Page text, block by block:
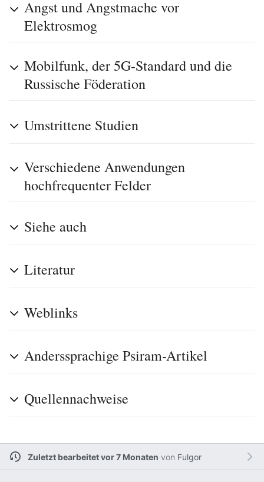
Angst und Angstmache vor
Elektrosmog
Mobilfunk, der 5G-Standard und die
Russische Föderation
Umstrittene Studien
Verschiedene Anwendungen
hochfrequenter Felder
Siehe auch
Literatur
Weblinks
Anderssprachige Psiram-Artikel
Quellennachweise
Zuletzt bearbeitet vor 7 Monaten von Fulgor